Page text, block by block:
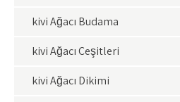
kivi Ağacı Budama
kivi Ağacı Çeşitleri
kivi Ağacı Dikimi